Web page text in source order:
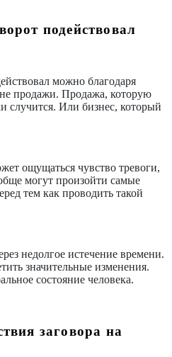
подействовал
можно благодаря
продажи. Продажа, которую
случится. Или бизнес, который
ощущаться чувство тревоги,
могут произойти самые
тем как проводить такой
недолгое истечение времени.
значительные изменения.
состояние человека.
заговора на